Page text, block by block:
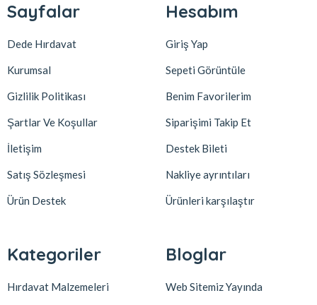
Sayfalar
Dede Hırdavat
Kurumsal
Gizlilik Politikası
Şartlar Ve Koşullar
İletişim
Satış Sözleşmesi
Ürün Destek
Hesabım
Giriş Yap
Sepeti Görüntüle
Benim Favorilerim
Siparişimi Takip Et
Destek Bileti
Nakliye ayrıntıları
Ürünleri karşılaştır
Kategoriler
Hırdavat Malzemeleri
Bloglar
Web Sitemiz Yayında